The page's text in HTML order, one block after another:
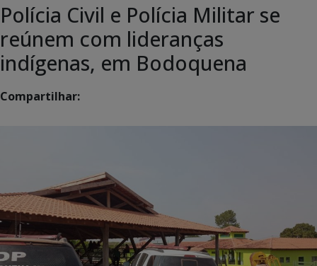
Polícia Civil e Polícia Militar se
reúnem com lideranças
indígenas, em Bodoquena
Compartilhar: